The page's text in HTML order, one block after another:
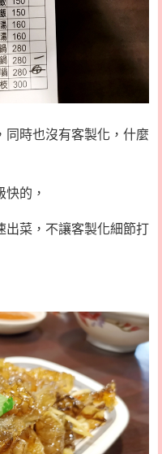
時也沒有客製化，什麼
的，
出菜，不讓客製化細節打